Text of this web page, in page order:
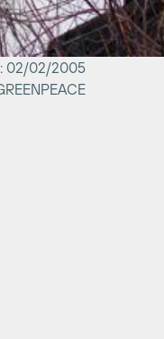
02/02/2005